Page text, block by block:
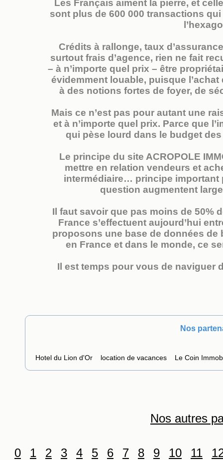
Les Français aiment la pierre, et
sont plus de 600 000 transactions
Crédits à rallonge, taux
surtout frais d’agence, rien ne fait
– à n’importe quel prix – être
évidemment louable, puisque
à des notions fortes de foyer, de
Mais ce n’est pas pour autant une
et à n’importe quel prix. Parce que
qui pèse lourd dans le budget
Le principe du site ACROPOLE
mettre en relation vendeurs et
intermédiaire… principe important
question augmentent
Il faut savoir que pas moins de 50%
France s’effectuent aujourd’hui
proposons une base de données de
en France et dans le monde, ce
Il est temps pour vous de naviguer
Nos
Hotel du Lion d'Or location de vacances Le Coin
Nos autres
0 1 2 3 4 5 6 7 8 9 10 11